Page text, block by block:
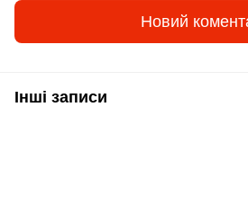
Новий
Інші записи